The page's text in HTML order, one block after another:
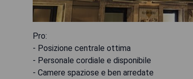
Pro:
- Posizione centrale ottima
- Personale cordiale e disponibile
- Camere spaziose e ben arredate